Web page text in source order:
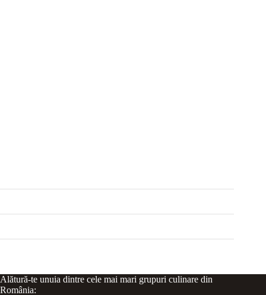
Alătură-te unuia dintre cele mai mari grupuri culinare din
România: